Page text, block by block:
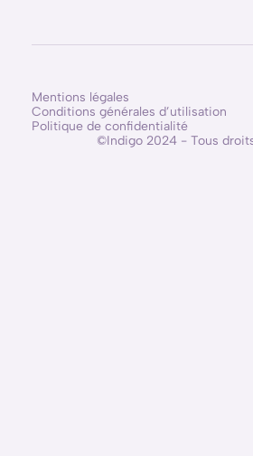
©Indigo 2024 - Tous
Mentions légales
Conditions générales d’utilisation
Politique de confidentialité